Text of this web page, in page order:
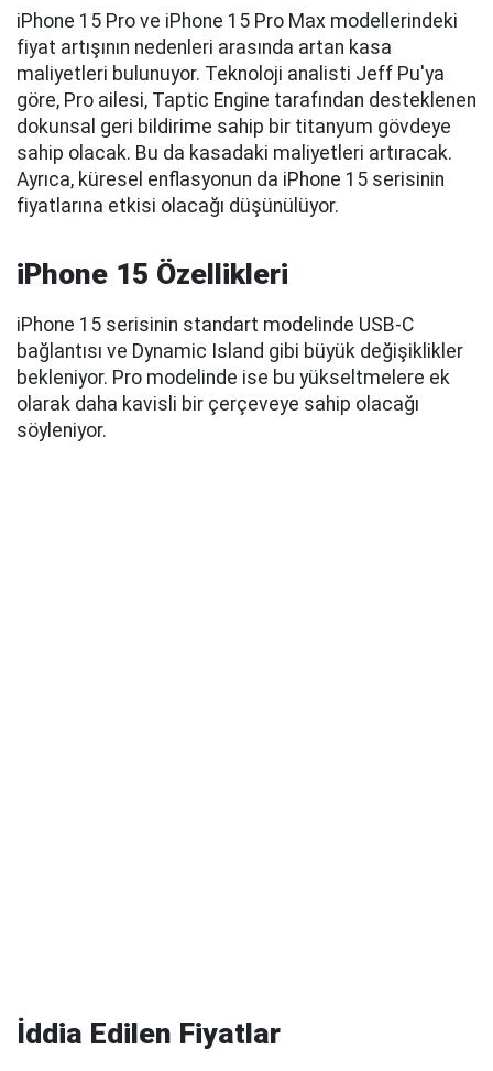
iPhone 15 Pro ve iPhone 15 Pro Max modellerindeki
fiyat artışının nedenleri arasında artan kasa
maliyetleri bulunuyor. Teknoloji analisti Jeff Pu'ya
göre, Pro ailesi, Taptic Engine tarafından desteklenen
dokunsal geri bildirime sahip bir titanyum gövdeye
sahip olacak. Bu da kasadaki maliyetleri artıracak.
Ayrıca, küresel enflasyonun da iPhone 15 serisinin
fiyatlarına etkisi olacağı düşünülüyor.
iPhone 15 Özellikleri
iPhone 15 serisinin standart modelinde USB-C
bağlantısı ve Dynamic Island gibi büyük değişiklikler
bekleniyor. Pro modelinde ise bu yükseltmelere ek
olarak daha kavisli bir çerçeveye sahip olacağı
söyleniyor.
İddia Edilen Fiyatlar